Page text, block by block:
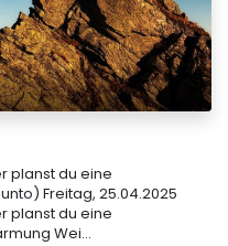
planst du eine
Freitag, 25.04.2025
planst du eine
Wei...